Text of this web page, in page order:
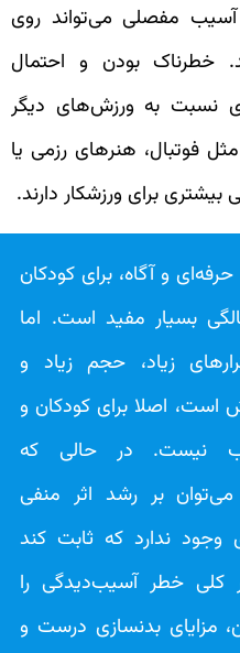
مفصلی می‌تواند روی
خطرناک بودن و احتمال
نسبت به ورزش‌های دیگر
فوتبال، هنرهای رزمی یا
برای ورزشکار دارند.
و آگاه، برای کودکان
در سن ۸ تا ۹ سالگی بسیار مفید است. اما
زیاد، حجم زیاد و
اصلا برای کودکان و
نیست. در حالی که
بر رشد اثر منفی
وجود ندارد که ثابت کند
کلی خطر آسیب‌دیدگی را
مزایای بدنسازی درست و